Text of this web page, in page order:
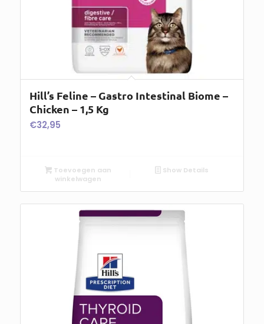
Hill’s Feline – Gastro Intestinal Biome –
Chicken – 1,5 Kg
€32,95
Toevoegen aan
winkelwagen
Show Details